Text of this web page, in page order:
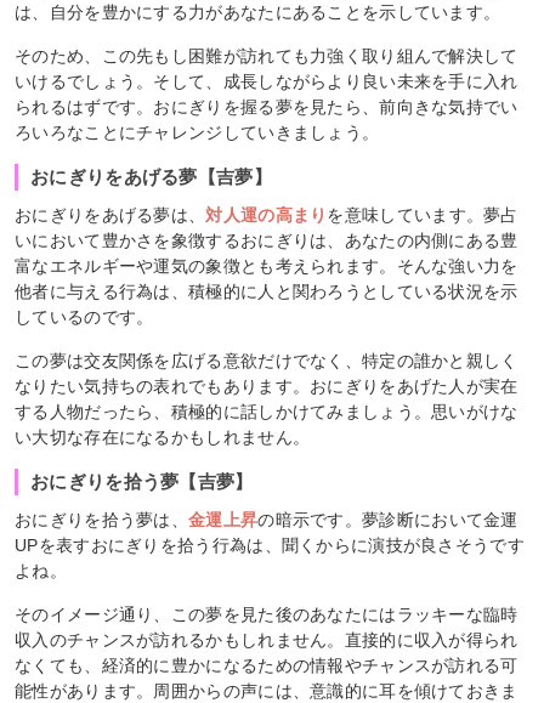
は、自分を豊かにする力があなたにあることを示しています。
そのため、この先もし困難が訪れても力強く取り組んで解決して
いけるでしょう。そして、成長しながらより良い未来を手に入れ
られるはずです。おにぎりを握る夢を見たら、前向きな気持でい
ろいろなことにチャレンジしていきましょう。
おにぎりをあげる夢【吉夢】
おにぎりをあげる夢は、対人運の高まり を意味しています。夢占
いにおいて豊かさを象徴するおにぎりは、あなたの内側にある豊
富なエネルギーや運気の象徴とも考えられます。そんな強い力を
他者に与える行為は、積極的に人と関わろうとしている状況を示
しているのです。
この夢は交友関係を広げる意欲だけでなく、特定の誰かと親しく
なりたい気持ちの表れでもあります。おにぎりをあげた人が実在
する人物だったら、積極的に話しかけてみましょう。思いがけな
い大切な存在になるかもしれません。
おにぎりを拾う夢【吉夢】
おにぎりを拾う夢は、金運上昇の暗示です。夢診断において金運
UPを表すおにぎりを拾う行為は、聞くからに演技が良さそうです
よね。
そのイメージ通り、この夢を見た後のあなたにはラッキーな臨時
収入のチャンスが訪れるかもしれません。直接的に収入が得られ
なくても、経済的に豊かになるための情報やチャンスが訪れる可
能性があります。周囲からの声には、意識的に耳を傾けておきま